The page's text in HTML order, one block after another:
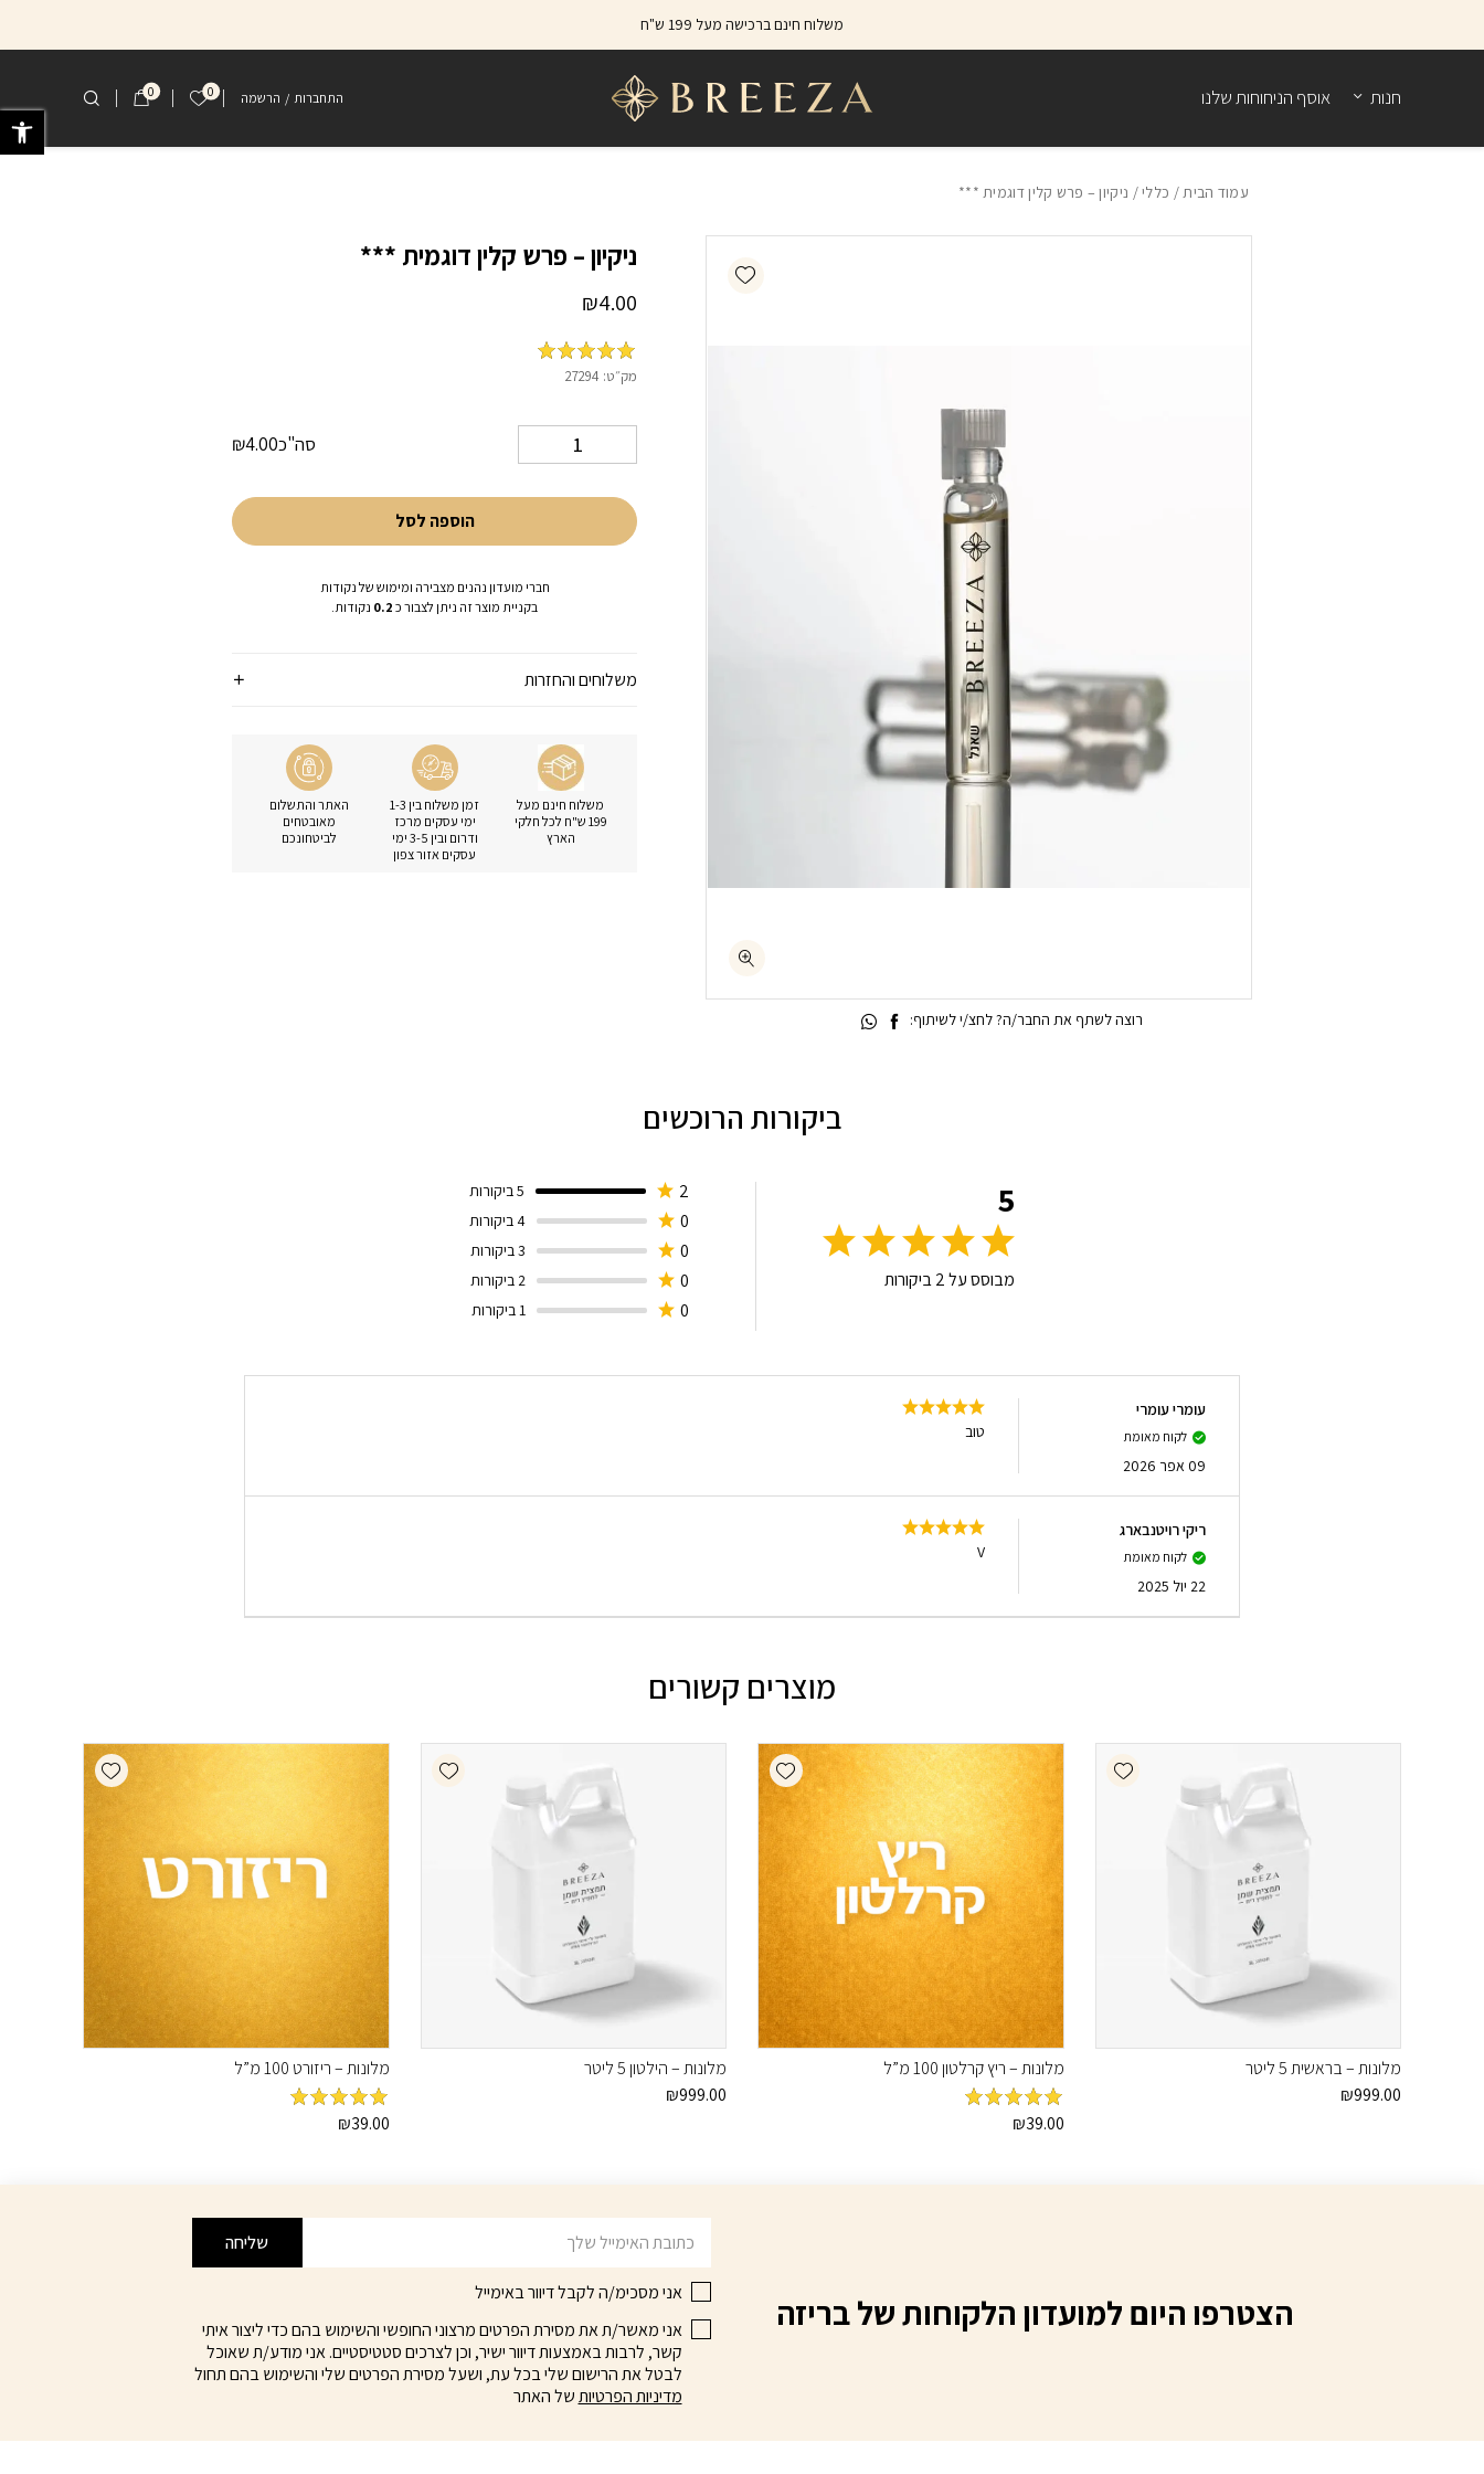
משלוח חינם ברכישה מעל 199 ש"ח
חנות אוסף הניחוחות שלנו התחברות / הרשמה 0הרשימה שלי
0
עמוד הבית / כללי/ ניקיון – פרש קלין דוגמית ***
ניקיון – פרש קלין דוגמית ***
₪4.00
מדורג5מתוך
מק״ט: 27294
סה"כ ₪4.00
הוספה לסל
חברי מועדון נהנים מצבירה ומימוש של נקודות
בקניית מוצר זה ניתן לצבור כ0.2 נקודות.
משלוחים והחזרות
משלוח חינם מעל
199 ש"ח לכל חלקי
הארץ
זמן משלוח בין 1-3
ימי עסקים מרכז
ודרום ובין 3-5 ימי
עסקים אזור צפון
האתר והתשלום
מאובטחים
לביטחונכם
Add wishlist
רוצה לשתף את החבר/ה? לחצ/י לשיתוף:
ביקורות הרוכשים
5
מבוסס על2ביקורות
2 5 ביקורות
0 4 ביקורות
0 3 ביקורות
0 2 ביקורות
0 1 ביקורות
עומרי עומרי
לקוח מאומת
09 אפר 2026
טוב
ריקי רויטנבארג
לקוח מאומת
22 יול 2025
V
מוצרים קשורים
Add wishlist
מלונות – בראשית 5 ליטר
₪999.00
Add wishlist
מלונות – ריץ קרלטון 100 מ”ל
מדורג5₪39.00
Add wishlist
מלונות – הילטון 5 ליטר
₪999.00
Add wishlist
מלונות – ריזורט 100 מ”ל
מדורג5₪39.00
הצטרפו היום למועדון הלקוחות של בריזה
שליחה
אני מסכימ/ה לקבל דיוור באימייל
אני מאשר/ת את מסירת הפרטים מרצוני החופשי והשימוש בהם כדי ליצור איתי
קשר, לרבות באמצעות דיוור ישיר, וכן לצרכים סטטיסטיים. אני מודע/ת שאוכל
לבטל את הרישום שלי בכל עת, ושעל מסירת הפרטים שלי והשימוש בהם תחול
מדיניות הפרטיותשל האתר